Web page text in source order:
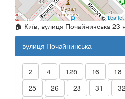
Leaflet
🏠 Київ, вулиця Почайнинська 23
вулиця Почайнинська
2 4 12б 16 18
25
26 28 31 32